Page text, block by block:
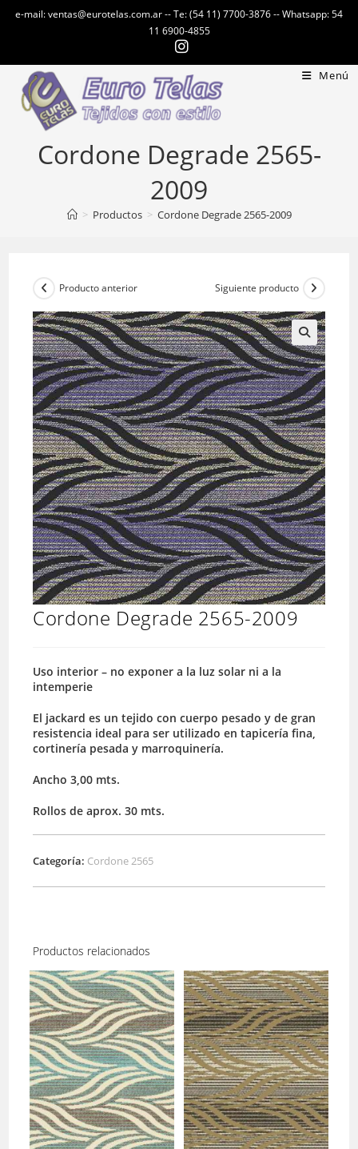
e-mail: ventas@eurotelas.com.ar -- Te: (54 11) 7700-3876 -- Whatsapp: 54
11 6900-4855
Menú
Cordone Degrade 2565-
2009
> Productos > Cordone Degrade 2565-2009
Producto anterior Siguiente producto
Cordone Degrade 2565-2009
Uso interior – no exponer a la luz solar ni a la
intemperie
El jackard es un tejido con cuerpo pesado y de gran
resistencia ideal para ser utilizado en tapicería fina,
cortinería pesada y marroquinería.
Ancho 3,00 mts.
Rollos de aprox. 30 mts.
Categoría: Cordone 2565
Productos relacionados